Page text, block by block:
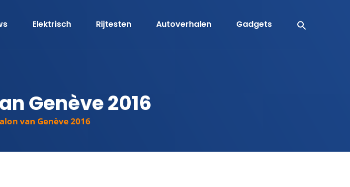
Elektrisch Rijtesten Autoverhalen Gadgets
Genève 2016
van Genève 2016